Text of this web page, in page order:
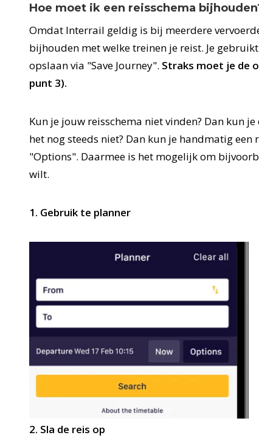
Hoe moet ik een reisschema
Omdat Interrail geldig is bij meerdere
bijhouden met welke treinen je reist. Je
opslaan via "Save Journey". Straks moet je de
punt 3).
Kun je jouw reisschema niet vinden? Dan kun
het nog steeds niet? Dan kun je handmatig
"Options". Daarmee is het mogelijk om
wilt.
1. Gebruik te planner
2. Sla de reis op